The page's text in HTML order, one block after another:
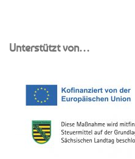
Unterstützt von…